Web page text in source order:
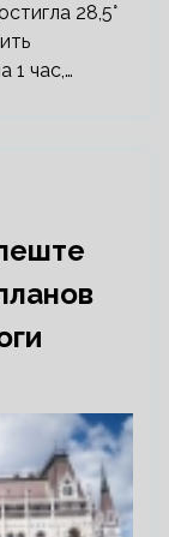
28,5°
1 час,…